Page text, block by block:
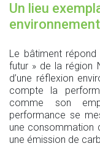
Un lieu
Le bâtiment
futur » de la région
d’une réflexion
compte la
comme son
performance se
une consommation
une émission de